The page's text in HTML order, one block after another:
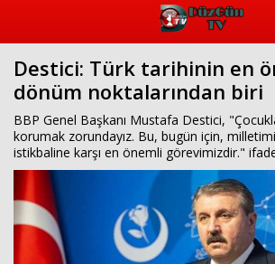
Destici: Türk tarihinin en
dönüm noktalarından biri
BBP Genel Başkanı Mustafa Destici,
korumak zorundayız. Bu, bugün için,
istikbaline karşı en önemli görevimizdir."